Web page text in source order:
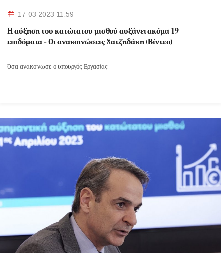
17-03-2023 11:59
Η αύξηση του κατώτατου μισθού αυξάνει ακόμα 19
επιδόματα - Οι ανακοινώσεις Χατζηδάκη (Βίντεο)
Όσα ανακοίνωσε ο υπουργός Εργασίας